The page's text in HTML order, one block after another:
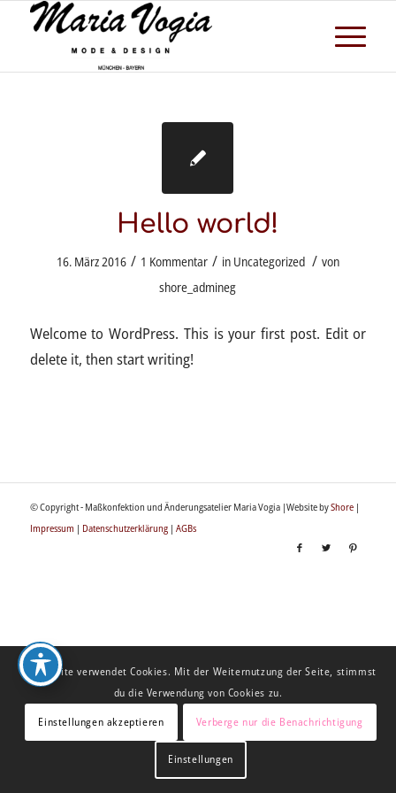
Hello world!
16. März 2016 / 1 Kommentar / in Uncategorized / von
shore_admineg
Welcome to WordPress. This is your first post. Edit or
delete it, then start writing!
© Copyright - Maßkonfektion und Änderungsatelier Maria Vogia |Website byShore|
Impressum | Datenschutzerklärung| AGBs
Diese Seite verwendet Cookies. Mit der Weiternutzung der Seite, stimmst
du die Verwendung von Cookies zu.
Einstellungen akzeptieren
Verberge nur die Benachrichtigung
Einstellungen